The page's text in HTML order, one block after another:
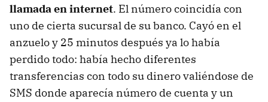
llamada en internet. El número coincidía con
uno de cierta sucursal de su banco. Cayó en el
anzuelo y 25 minutos después ya lo había
perdido todo: había hecho diferentes
transferencias con todo su dinero valiéndose de
SMS donde aparecía número de cuenta y un